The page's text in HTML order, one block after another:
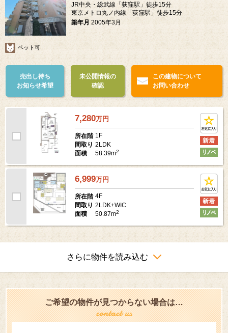
JR中央・総武線「荻窪駅」徒歩15分
東京メトロ丸ノ内線「荻窪駅」徒歩15分
築年月 2005年3月
ペット可
売出し待ち
お知らせ希望
未公開情報の
確認
この建物について
お問い合わせ
7,280万円
所在階 1F
間取り 2LDK
面積
58.39m2
6,999万円
所在階 4F
間取り 2LDK+WIC
面積
50.87m2
さらに物件を読み込む
ご希望の物件が見つからない場合は…